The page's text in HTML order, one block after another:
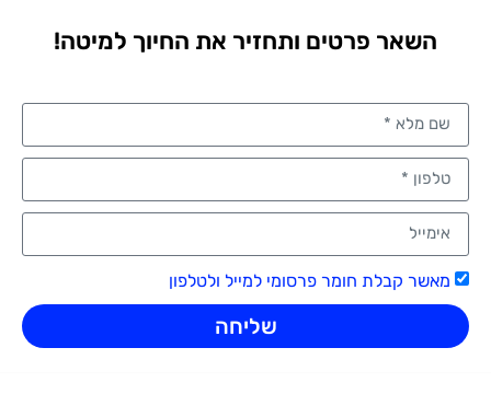
השאר פרטים ותחזיר את החיוך למיטה!
מאשר קבלת חומר פרסומי למייל ולטלפון
שליחה